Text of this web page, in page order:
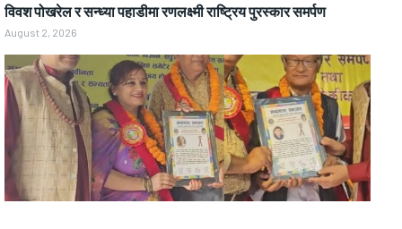
विवश पोखरेल र सन्ध्या पहाडीमा रणलक्ष्मी राष्ट्रिय पुरस्कार समर्पण
August 2, 2026